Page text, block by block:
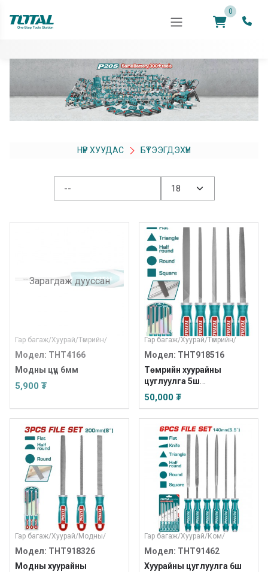
0
НҮҮР ХУУДАС БҮТЭЭГДЭХҮҮН
Зарагдаж дууссан
Гар багаж/Хуурай/Төмрийн/
Модел: THT4166
Модны цүүц 6мм
5,900 ₮
Гар багаж/Хуурай/Төмрийн/
Модел: THT918516
Төмрийн хуурайны
цуглуулга 5ш
/INDUSTRIAL/
50,000 ₮
Гар багаж/Хуурай/Модны/
Модел: THT918326
Модны хуурайны
Гар багаж/Хуурай/Ком/
Модел: THT91462
Хуурайны цуглуулга 6ш